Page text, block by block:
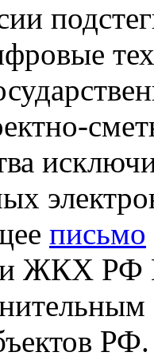
письмо
и ЖКХ РФ
РФ.